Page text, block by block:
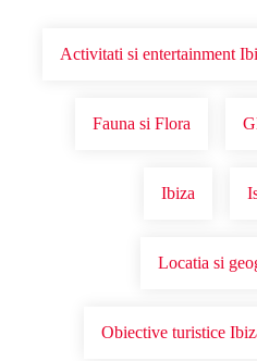
Activitati si entertainment
Fauna si Flora
Ibiza
Locatia si
Obiective turistice